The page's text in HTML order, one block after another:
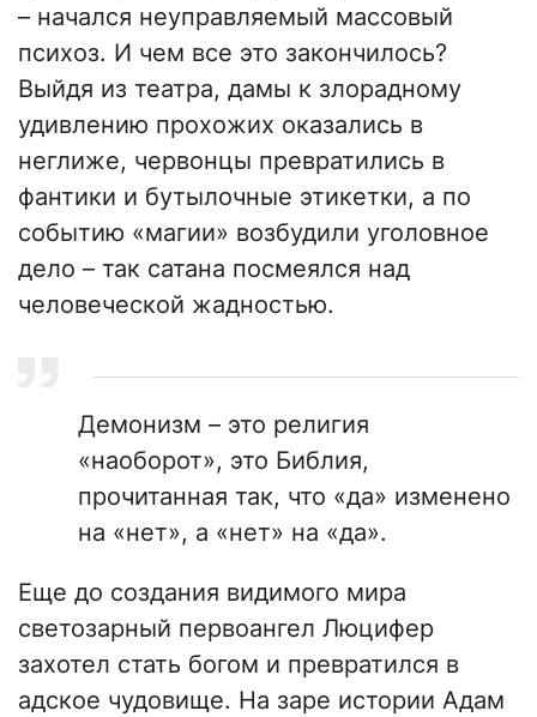
– начался неуправляемый массовый
психоз. И чем все это закончилось?
Выйдя из театра, дамы к злорадному
удивлению прохожих оказались в
неглиже, червонцы превратились в
фантики и бутылочные этикетки, а по
событию «магии» возбудили уголовное
дело – так сатана посмеялся над
человеческой жадностью.
Демонизм – это религия
«наоборот», это Библия,
прочитанная так, что «да» изменено
на «нет», а «нет» на «да».
Еще до создания видимого мира
светозарный первоангел Люцифер
захотел стать богом и превратился в
адское чудовище. На заре истории Адам